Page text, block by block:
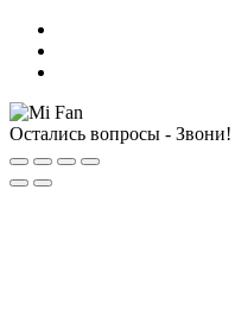
Остались вопросы - Звони!